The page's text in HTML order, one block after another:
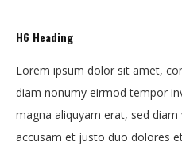
H6 Heading
Lorem ipsum dolor sit amet,
diam nonumy eirmod tempor
magna aliquyam erat, sed
accusam et justo duo dolores